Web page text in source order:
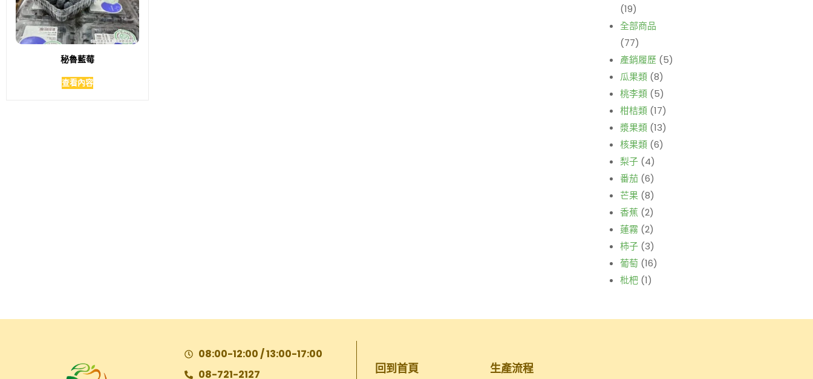
秘魯藍莓
查看內容
(19)
全部商品
(77)
產銷履歷 (5)
瓜果類 (8)
桃李類 (5)
柑桔類 (17)
漿果類 (13)
核果類 (6)
梨子 (4)
番茄 (6)
芒果 (8)
香蕉 (2)
蓮霧 (2)
柿子 (3)
葡萄 (16)
枇杷 (1)
08:00-12:00 / 13:00-17:00
08-721-2127
回到首頁 生產流程